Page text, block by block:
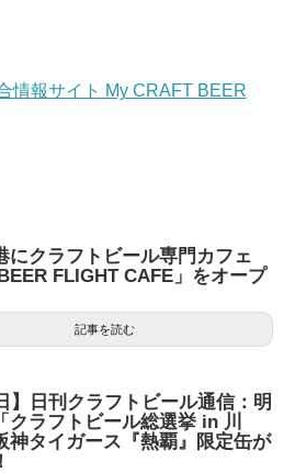
情報サイト My CRAFT BEER
にクラフトビール専門カフェ
BEER FLIGHT CAFE」をオープ
記事を読む
】日刊クラフトビール通信：明
クラフトビール総選挙 in 川
神タイガース『熱覇』限定缶が